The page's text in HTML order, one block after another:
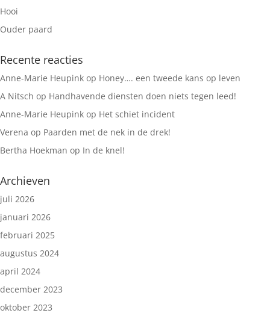
Hooi
Ouder paard
Recente reacties
Anne-Marie Heupink op Honey…. een tweede kans op leven
A Nitsch op Handhavende diensten doen niets tegen leed!
Anne-Marie Heupink op Het schiet incident
Verena op Paarden met de nek in de drek!
Bertha Hoekman op In de knel!
Archieven
juli 2026
januari 2026
februari 2025
augustus 2024
april 2024
december 2023
oktober 2023